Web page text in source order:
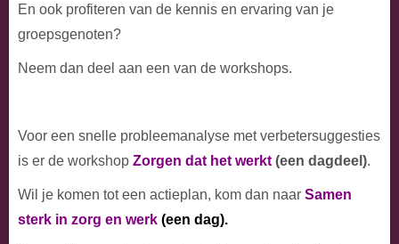
En ook profiteren van de kennis en ervaring van je
groepsgenoten?
Neem dan deel aan een van de workshops.
Voor een snelle probleemanalyse met verbetersuggesties
is er de workshop Zorgen dat het werkt (een dagdeel).
Wil je komen tot een actieplan, kom dan naar Samen
sterk in zorg en werk (een dag).